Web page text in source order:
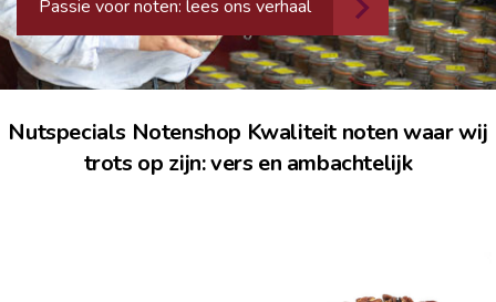
Passie voor noten: lees ons verhaal
Nutspecials Notenshop Kwaliteit noten waar wij
trots op zijn: vers en ambachtelijk